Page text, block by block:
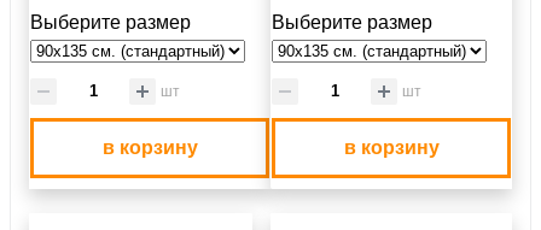
Выберите размер
шт
в корзину
Выберите размер
шт
в корзину